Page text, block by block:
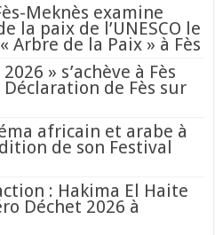
Meknès examine
la paix de l’UNESCO le
de la Paix » à Fès
» s’achève à Fès
de Fès sur
africain et arabe à
de son Festival
: Hakima El Haite
Déchet 2026 à